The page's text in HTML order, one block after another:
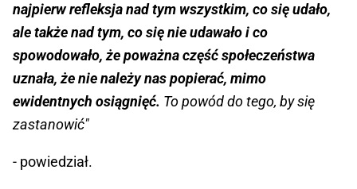
najpierw refleksja nad tym wszystkim, co się udało,
ale także nad tym, co się nie udawało i co
spowodowało, że poważna część społeczeństwa
uznała, że nie należy nas popierać, mimo
ewidentnych osiągnięć. To powód do tego, by się
zastanowić"
- powiedział.